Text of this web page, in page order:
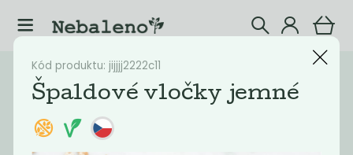
Katalog Potraviny
Filtrovat produkty
Kód produktu: jijjjj2222c11
Špaldové vločky jemné